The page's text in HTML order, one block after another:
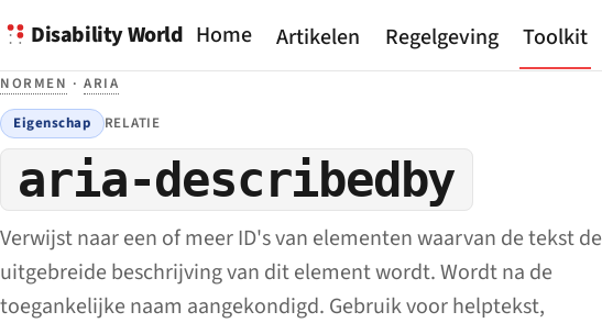
Disability World Home Artikelen Regelgeving Toolkit
NORMEN ·ARIA
Eigenschap RELATIE
aria-describedby
Verwijst naar een of meer ID's van elementen waarvan de tekst de
uitgebreide beschrijving van dit element wordt. Wordt na de
toegankelijke naam aangekondigd. Gebruik voor helptekst,